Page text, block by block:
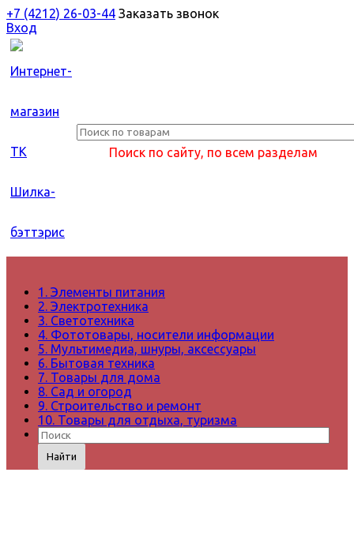
+7 (4212) 26-03-44 Заказать звонок
Вход
Поиск по сайту, по всем разделам
1. Элементы питания
2. Электротехника
3. Светотехника
4. Фототовары, носители информации
5. Мультимедиа, шнуры, аксессуары
6. Бытовая техника
7. Товары для дома
8. Сад и огород
9. Строительство и ремонт
10. Товары для отдыха, туризма
Найти